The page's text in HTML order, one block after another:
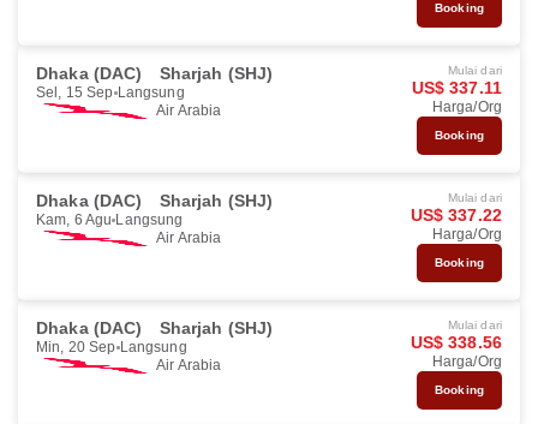
Booking
Dhaka (DAC) Sharjah (SHJ)
Sel, 15 Sep Langsung
Air Arabia
Mulai dari
US$ 337.11
Harga/Org
Booking
Dhaka (DAC) Sharjah (SHJ)
Kam, 6 Agu Langsung
Air Arabia
Mulai dari
US$ 337.22
Harga/Org
Booking
Dhaka (DAC) Sharjah (SHJ)
Min, 20 Sep Langsung
Air Arabia
Mulai dari
US$ 338.56
Harga/Org
Booking